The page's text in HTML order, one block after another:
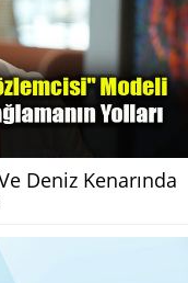
Deniz Kenarında